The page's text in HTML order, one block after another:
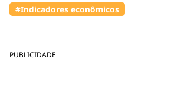
PUBLICIDADE
#Indicadores econômicos